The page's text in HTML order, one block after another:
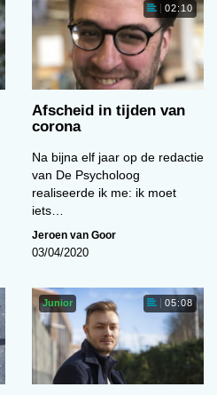
02:10
Afscheid in tijden van
corona
Na bijna elf jaar op de redactie
van De Psycholoog
realiseerde ik me: ik moet
iets…
Jeroen van Goor
03/04/2020
Junior 05:08